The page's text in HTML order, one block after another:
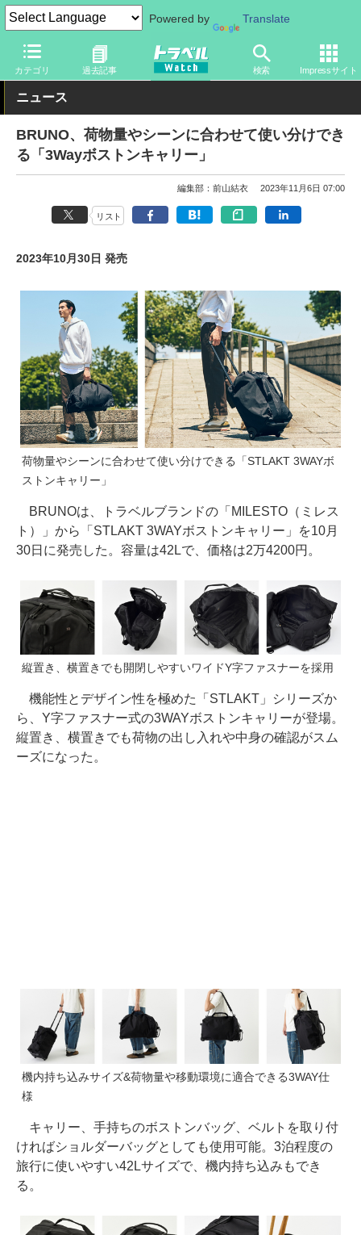
Powered by Translate
カテゴリ 過去記事 検索 Impressサイト
トラベル Watch 旅のアイテム 旅行グッズ バッグ
ニュース
BRUNO、荷物量やシーンに合わせて使い分けでき
る「3Wayボストンキャリー」
編集部：前山結衣 2023年11月6日 07:00
リスト
2023年10月30日 発売
荷物量やシーンに合わせて使い分けできる「STLAKT 3WAYボ
ストンキャリー」
BRUNOは、トラベルブランドの「MILESTO（ミレス
ト）」から「STLAKT 3WAYボストンキャリー」を10月
30日に発売した。容量は42Lで、価格は2万4200円。
縦置き、横置きでも開閉しやすいワイドY字ファスナーを採用
機能性とデザイン性を極めた「STLAKT」シリーズか
ら、Y字ファスナー式の3WAYボストンキャリーが登場。
縦置き、横置きでも荷物の出し入れや中身の確認がスム
ーズになった。
機内持ち込みサイズ&荷物量や移動環境に適合できる3WAY仕
様
キャリー、手持ちのボストンバッグ、ベルトを取り付
ければショルダーバッグとしても使用可能。3泊程度の
旅行に使いやすい42Lサイズで、機内持ち込みもでき
る。